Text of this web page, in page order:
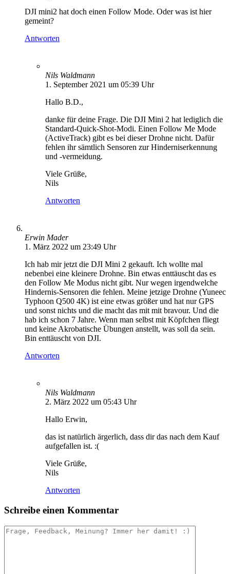
DJI mini2 hat doch einen Follow Mode. Oder was ist hier
gemeint?
Antworten
Nils Waldmann
1. September 2021 um 05:39 Uhr
Hallo B.D.,
danke für deine Frage. Die DJI Mini 2 hat lediglich die
Standard-Quick-Shot-Modi. Einen Follow Me Mode
(ActiveTrack) gibt es bei dieser Drohne nicht. Dafür
fehlen ihr sämtlich Sensoren zur Hinderniserkennung
und -vermeidung.
Viele Grüße,
Nils
Antworten
Erwin Mader
1. März 2022 um 23:49 Uhr
Ich hab mir jetzt die DJI Mini 2 gekauft. Ich wollte mal
nebenbei eine kleinere Drohne. Bin etwas enttäuscht das es
den Follow Me Modus nicht gibt. Nur wegen irgendwelche
Hindernis-Sensoren die fehlen. Meine jetzige Drohne (Yuneec
Typhoon Q500 4K) ist eine etwas größer und hat nur GPS
und sonst nichts und die macht das mit mit bravour. Und die
hab ich schon 7 Jahre. Wenn man selbst mit Köpfchen fliegt
und keine Akrobatische Übungen anstellt, was soll da sein.
Bin enttäuscht von DJI.
Antworten
Nils Waldmann
2. März 2022 um 05:43 Uhr
Hallo Erwin,
das ist natürlich ärgerlich, dass dir das nach dem Kauf
aufgefallen ist. :(
Viele Grüße,
Nils
Antworten
Schreibe einen Kommentar
Kommentar